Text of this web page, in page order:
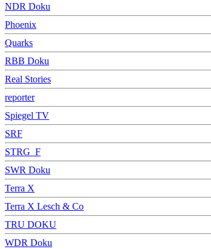
NDR Doku
Phoenix
Quarks
RBB Doku
Real Stories
reporter
Spiegel TV
SRF
STRG_F
SWR Doku
Terra X
Terra X Lesch & Co
TRU DOKU
WDR Doku